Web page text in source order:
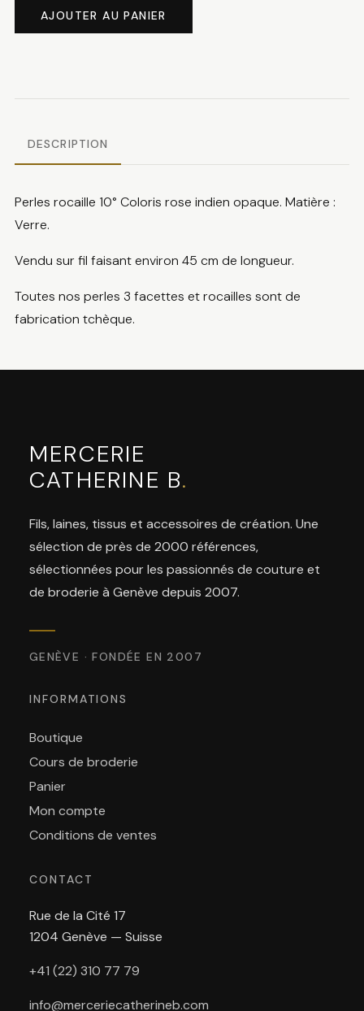
Perles
indien
AJOUTER AU PANIER
DESCRIPTION
Perles rocaille 10° Coloris rose indien opaque. Matière :
Verre.
Vendu sur fil faisant environ 45 cm de longueur.
Toutes nos perles 3 facettes et rocailles sont de
fabrication tchèque.
MERCERIE
CATHERINE B.
Fils, laines, tissus et accessoires de création. Une
sélection de près de 2000 références,
sélectionnées pour les passionnés de couture et
de broderie à Genève depuis 2007.
GENÈVE · FONDÉE EN 2007
INFORMATIONS
Boutique
Cours de broderie
Panier
Mon compte
Conditions de ventes
CONTACT
Rue de la Cité 17
1204 Genève — Suisse
+41 (22) 310 77 79
info@merceriecatherineb.com